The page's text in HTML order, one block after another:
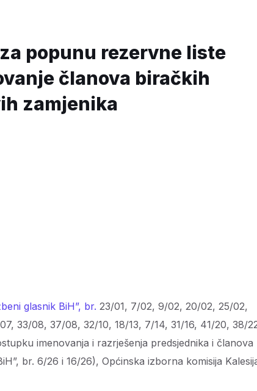
popunu rezervne liste
članova biračkih
zamjenika
glasnik BiH”, br. 23/01, 7/02, 9/02, 20/02, 25/02,
33/08, 37/08, 32/10, 18/13, 7/14, 31/16, 41/20, 38/
imenovanja i razrješenja predsjednika i članova
br. 6/26 i 16/26), Općinska izborna komisija